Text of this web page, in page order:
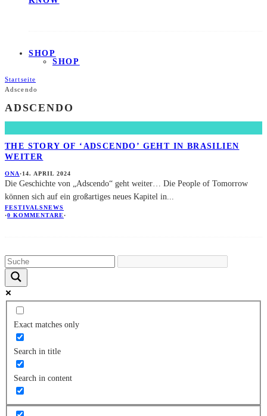
SHOP
SHOP
Startseite
Adscendo
ADSCENDO
THE STORY OF ‘ADSCENDO’ GEHT IN BRASILIEN
WEITER
ONA·14. APRIL 2024
Die Geschichte von „Adscendo“ geht weiter… Die People of Tomorrow
können sich auf ein großartiges neues Kapitel in
FESTIVALSNEWS
·0 KOMMENTARE·
Exact matches only
Search in title
Search in content